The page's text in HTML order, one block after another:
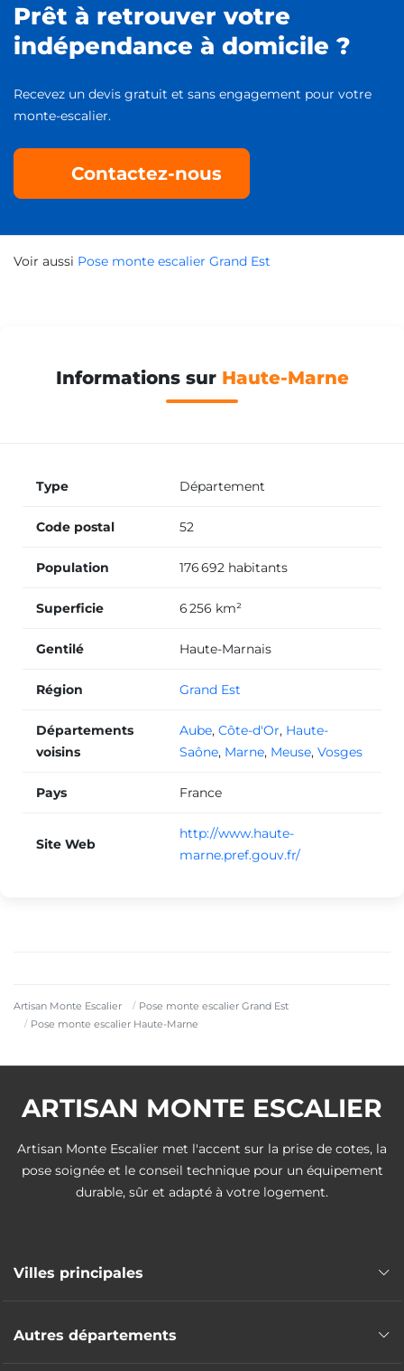
Artisan Monte Escalier
Pose monte escalier Grand Est
Pose monte escalier Haute-Marne
Prêt à retrouver votre
indépendance à domicile ?
Recevez un devis gratuit et sans engagement pour votre
monte-escalier.
Contactez-nous
Voir aussi Pose monte escalier Grand Est
Informations sur Haute-Marne
Type Département
Code postal 52
Population 176 692 habitants
Superficie 6 256 km²
Gentilé Haute-Marnais
Région Grand Est
Départements
voisins
Aube, Côte-d'Or, Haute-
Saône, Marne, Meuse, Vosges
Pays France
Site Web
http://www.haute-
marne.pref.gouv.fr/
ARTISAN MONTE ESCALIER
Artisan Monte Escalier met l'accent sur la prise de cotes, la
pose soignée et le conseil technique pour un équipement
durable, sûr et adapté à votre logement.
Villes principales
Pose monte escalier Chaumont
Autres départements